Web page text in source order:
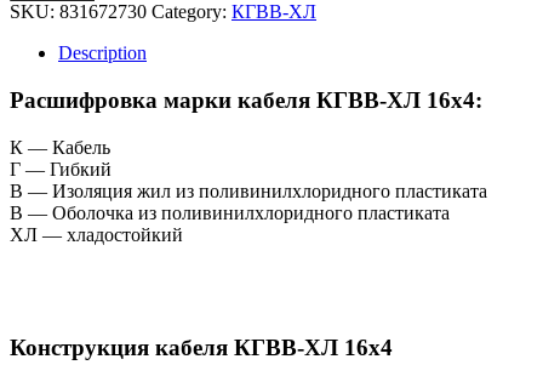
SKU: 831672730 Category: КГВВ-ХЛ
Description
Расшифровка марки кабеля КГВВ-ХЛ 16х4:
К — Кабель
Г — Гибкий
В — Изоляция жил из поливинилхлоридного пластиката
В — Оболочка из поливинилхлоридного пластиката
ХЛ — хладостойкий
Конструкция кабеля КГВВ-ХЛ 16х4